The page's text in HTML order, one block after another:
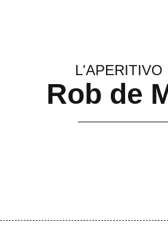
L'APERITIVO
Rob de